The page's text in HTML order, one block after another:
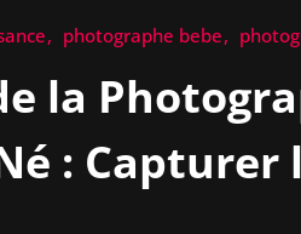
photographe bebe
la
: Capturer